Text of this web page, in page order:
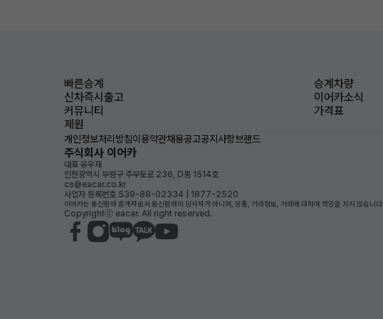
빠른승계
승계차량
신차즉시출고
이어카소식
커뮤니티
가격표
제원
개인정보처리방침이용약관채용공고공지사항브랜드
주식회사 이어카
대표 유우재
인천광역시 부평구 주부토로 236, D동 1514호
cs@eacar.co.kr
사업자 등록번호 539-88-02334 | 1877-2520
이어카는 통신판매 중개자로서 통신판매의 당사자가 아니며, 상품, 거래정보, 거래에 대하여 책임을 지지 않습니다.
Copyrightⓒ eacar. All right reserved.